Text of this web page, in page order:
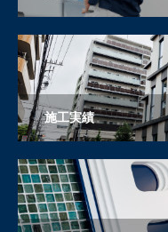
施工実績